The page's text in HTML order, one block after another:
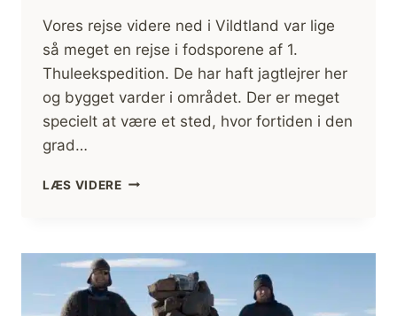
Vores rejse videre ned i Vildtland var lige
så meget en rejse i fodsporene af 1.
Thuleekspedition. De har haft jagtlejrer her
og bygget varder i området. Der er meget
specielt at være et sted, hvor fortiden i den
grad…
LÆS VIDEREI
THULEEKSPEDITION